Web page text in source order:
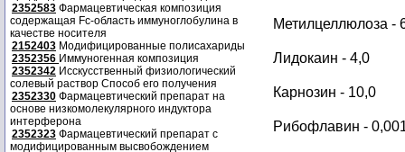
2352583 Фармацевтическая композиция
содержащая Fc-область иммуноглобулина в
качестве носителя
2152403 Модифицированные полисахариды
2352356 Иммуногенная композиция
2352342 Исскусственный физиологический
солевый раствор Способ его получения
2352330 Фармацевтический препарат на
основе низкомолекулярного индуктора
интерферона
2352323 Фармацевтический препарат с
модифицированным высвобождением
Метилцеллюлоза -
Лидокаин - 4,0
Карнозин - 10,0
Рибофлавин -